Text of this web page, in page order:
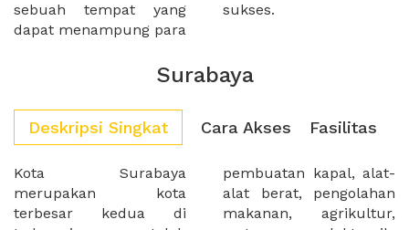
sebuah tempat yang
dapat menampung para
sukses.
Surabaya
Deskripsi Singkat Cara Akses Fasilitas
Kota Surabaya
merupakan kota
terbesar kedua di
pembuatan kapal, alat-
alat berat, pengolahan
makanan, agrikultur,